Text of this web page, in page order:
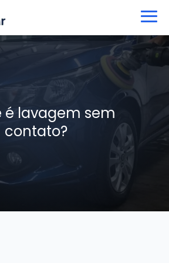
é lavagem sem
contato?